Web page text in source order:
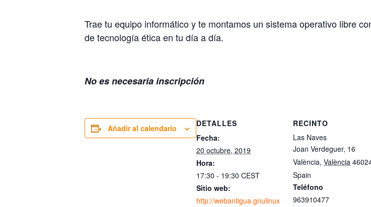
Trae tu equipo informático y te montamos un sistema operativo libre
de tecnología ética en tu día a día.
No es necesaria inscripción
Añadir al calendario
DETALLES
Fecha:
20 octubre, 2019
Hora:
17:30 - 19:30 CEST
Sitio web:
http://webantigua.gnulinux
RECINTO
Las Naves
Joan Verdeguer, 16
València, València
Spain
Teléfono
963910477